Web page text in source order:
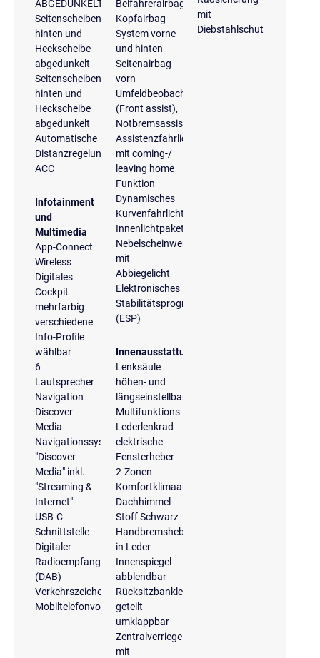
ABGEDUNKELT
Seitenscheiben
hinten und
Heckscheibe
abgedunkelt
Seitenscheiben
hinten und
Heckscheibe
abgedunkelt
Automatische
Distanzregelung
ACC
Infotainment
und
Multimedia
App-Connect
Wireless
Digitales
Cockpit
mehrfarbig
verschiedene
Info-Profile
wählbar
6
Lautsprecher
Navigation
Discover
Media
Navigationssystem
"Discover
Media" inkl.
"Streaming &
Internet"
USB-C-
Schnittstelle
Digitaler
Radioempfang
(DAB)
Verkehrszeichenerkennung
Mobiltelefonvorbereitung
Beifahrerairbagdeaktivierung
Kopfairbag-
System vorne
und hinten
Seitenairbag
vorn
Umfeldbeobachtungssystem
(Front assist),
Notbremsassistent
Assistenzfahrlicht
mit coming-/
leaving home
Funktion
Dynamisches
Kurvenfahrlicht
Innenlichtpaket
Nebelscheinwerfer
mit
Abbiegelicht
Elektronisches
Stabilitätsprogramm
(ESP)
Innenausstattung
Lenksäule
höhen- und
längseinstellbar
Multifunktions-
Lederlenkrad
elektrische
Fensterheber
2-Zonen
Komfortklimaautomatik
Dachhimmel
Stoff Schwarz
Handbremshebelgriff
in Leder
Innenspiegel
abblendbar
Rücksitzbanklehne,
geteilt
umklappbar
Zentralverriegelung
mit
mit
Diebstahlschutz